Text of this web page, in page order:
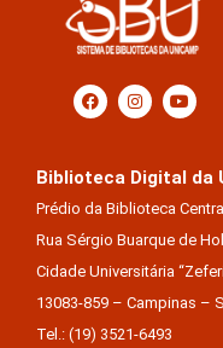
Biblioteca Digital da
Prédio da Biblioteca
Rua Sérgio Buarque de
Cidade Universitária
13083-859 – Campinas –
Tel.: (19) 3521-6493